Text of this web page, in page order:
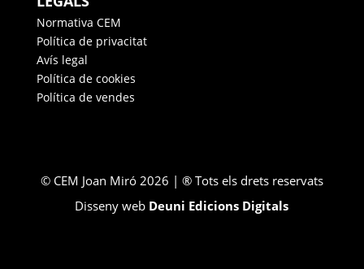
Normativa CEM
Política de privacitat
Avís legal
Política de cookies
Política de vendes
© CEM Joan Miró 2026 | ® Tots els drets reservats
Disseny web Deuni Edicions Digitals